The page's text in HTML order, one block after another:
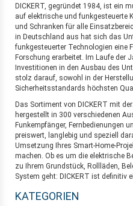
DICKERT, gegründet 1984, ist ein
auf elektrische und funkgesteuerte
und Schranken für alle
in Deutschland aus hat sich das
funkgesteuerter Technologien eine
Forschung erarbeitet. Im Laufe der
Investitionen in den Ausbau des
stolz darauf, sowohl in der
Sicherheitsstandards höchsten
Das Sortiment von DICKERT mit
hergestellt in 300 verschiedenen
Funkempfänger, Fernbedienungen
preiswert, langlebig und speziell
Umsetzung Ihres Smart-Home-
machen. Ob es um die elektrische
zu Ihrem Grundstück, Rollläden,
System geht: DICKERT ist definitiv
KATEGORIEN